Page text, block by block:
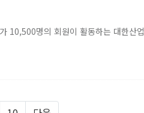
10,500명의 회원이 활동하는 대한산업